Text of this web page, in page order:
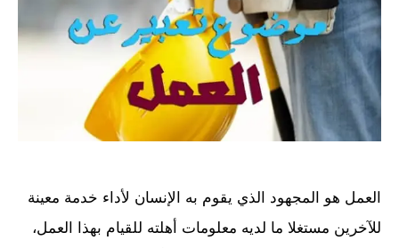
العمل هو المجهود الذي يقوم به الإنسان لأداء خدمة معينة
للآخرين مستغلا ما لديه معلومات أهلته للقيام بهذا العمل،